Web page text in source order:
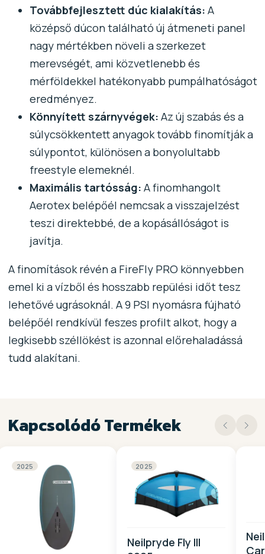
Továbbfejlesztett dúc kialakítás: A
középső dúcon található új átmeneti panel
nagy mértékben növeli a szerkezet
merevségét, ami közvetlenebb és
mérföldekkel hatékonyabb pumpálhatóságot
eredményez.
Könnyített szárnyvégek: Az új szabás és a
súlycsökkentett anyagok tovább finomítják a
súlypontot, különösen a bonyolultabb
freestyle elemeknél.
Maximális tartósság: A finomhangolt
Aerotex belépőél nemcsak a visszajelzést
teszi direktebbé, de a kopásállóságot is
javítja.
A finomítások révén a FireFly PRO könnyebben
emel ki a vízből és hosszabb repülési időt tesz
lehetővé ugrásoknál. A 9 PSI nyomásra fújható
belépőél rendkívül feszes profilt alkot, hogy a
legkisebb széllökést is azonnal előrehaladássá
tudd alakítani.
Kapcsolódó Termékek
2025 2025
Neilpryde Fly III